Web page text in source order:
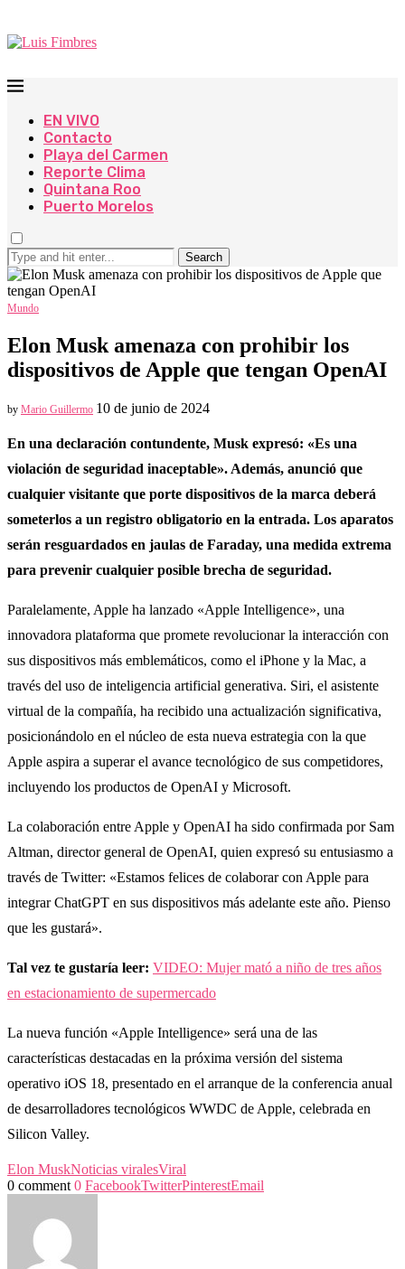
EN VIVO
Contacto
Playa del Carmen
Reporte Clima
Quintana Roo
Puerto Morelos
Search
Mundo
Elon Musk amenaza con prohibir los
dispositivos de Apple que tengan OpenAI
by Mario Guillermo 10 de junio de 2024
En una declaración contundente, Musk expresó: «Es una
violación de seguridad inaceptable». Además, anunció que
cualquier visitante que porte dispositivos de la marca deberá
someterlos a un registro obligatorio en la entrada. Los aparatos
serán resguardados en jaulas de Faraday, una medida extrema
para prevenir cualquier posible brecha de seguridad.
Paralelamente, Apple ha lanzado «Apple Intelligence», una
innovadora plataforma que promete revolucionar la interacción con
sus dispositivos más emblemáticos, como el iPhone y la Mac, a
través del uso de inteligencia artificial generativa. Siri, el asistente
virtual de la compañía, ha recibido una actualización significativa,
posicionándolo en el núcleo de esta nueva estrategia con la que
Apple aspira a superar el avance tecnológico de sus competidores,
incluyendo los productos de OpenAI y Microsoft.
La colaboración entre Apple y OpenAI ha sido confirmada por Sam
Altman, director general de OpenAI, quien expresó su entusiasmo a
través de Twitter: «Estamos felices de colaborar con Apple para
integrar ChatGPT en sus dispositivos más adelante este año. Pienso
que les gustará».
Tal vez te gustaría leer: VIDEO: Mujer mató a niño de tres años
en estacionamiento de supermercado
La nueva función «Apple Intelligence» será una de las
características destacadas en la próxima versión del sistema
operativo iOS 18, presentado en el arranque de la conferencia anual
de desarrolladores tecnológicos WWDC de Apple, celebrada en
Silicon Valley.
Elon MuskNoticias viralesViral
0 comment 0 FacebookTwitterPinterestEmail